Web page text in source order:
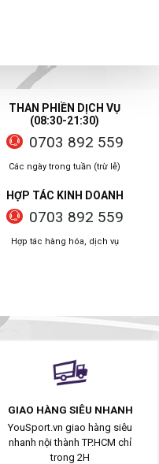
THAN PHIỀN DỊCH VỤ
(08:30-21:30)
0703 892 559
Các ngày trong tuần (trừ lễ)
HỢP TÁC KINH DOANH
0703 892 559
Hợp tác hàng hóa, dịch vụ
GIAO HÀNG SIÊU NHANH
YouSport.vn giao hàng siêu
nhanh nội thành TP.HCM chỉ
trong 2H